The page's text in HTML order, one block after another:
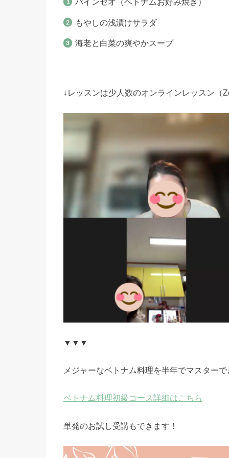
もやしの浅漬けサラダ
海老と白菜の爽やかスープ
↓レッスンは少人数のオンラインレッスン（
▼▼▼
メジャーなベトナム料理を半年でマスター
ベトナム料理初級コース詳細はこちら
単発のお試し受講もできます！